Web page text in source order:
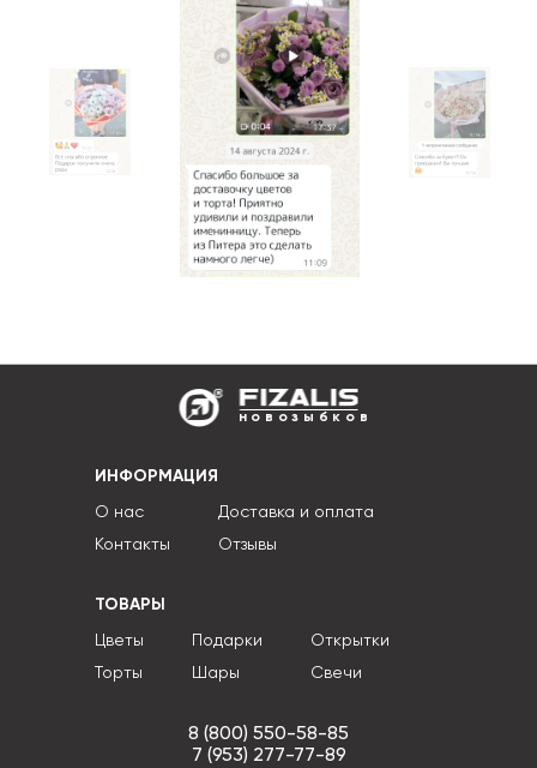
новозыбков
ИНФОРМАЦИЯ
О нас
Контакты
Доставка и оплата
Отзывы
ТОВАРЫ
Цветы
Торты
Подарки
Шары
Открытки
Свечи
8 (800) 550-58-85
7 (953) 277-77-89